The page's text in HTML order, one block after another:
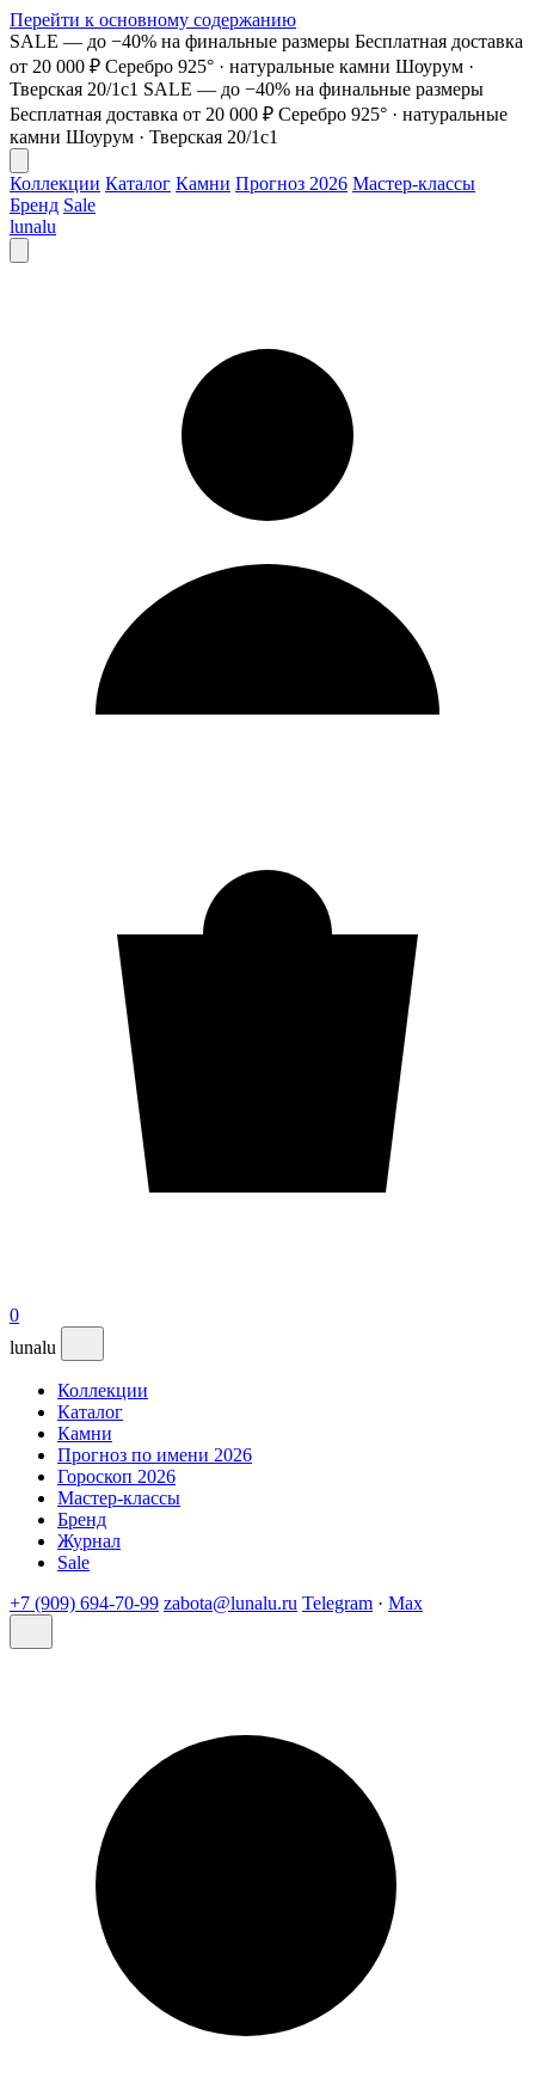
Перейти к основному содержанию
SALE — до −40% на финальные размеры Бесплатная доставка
от 20 000 ₽ Серебро 925° · натуральные камни Шоурум ·
Тверская 20/1с1 SALE — до −40% на финальные размеры
Бесплатная доставка от 20 000 ₽ Серебро 925° · натуральные
камни Шоурум · Тверская 20/1с1
Коллекции Каталог Камни Прогноз 2026 Мастер-классы
Бренд Sale
lunalu
0
lunalu
Коллекции
Каталог
Камни
Прогноз по имени 2026
Гороскоп 2026
Мастер-классы
Бренд
Журнал
Sale
+7 (909) 694-70-99 zabota@lunalu.ru Telegram · Max